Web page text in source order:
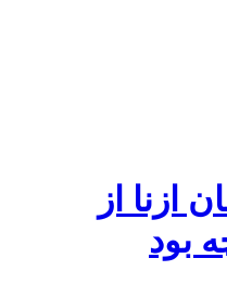
ازنا از
بود